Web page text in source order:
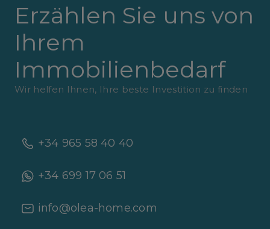
Erzählen Sie uns von
Ihrem
Immobilienbedarf
Wir helfen Ihnen, Ihre beste Investition zu finden
+34 965 58 40 40
+34 699 17 06 51
info@olea-home.com